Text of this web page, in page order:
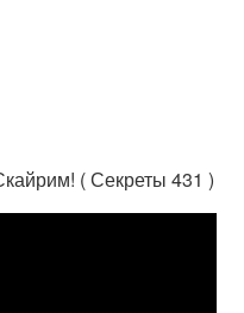
( Секреты 431 )